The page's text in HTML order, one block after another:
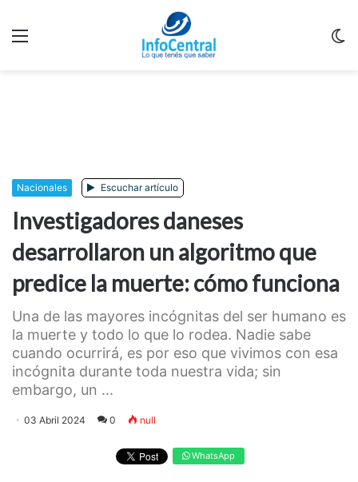
Nacionales Escuchar artículo
Investigadores daneses
desarrollaron un algoritmo que
predice la muerte: cómo funciona
Una de las mayores incógnitas del ser humano es
la muerte y todo lo que lo rodea. Nadie sabe
cuando ocurrirá, es por eso que vivimos con esa
incógnita durante toda nuestra vida; sin
embargo, un ...
03 Abril 2024 0 null
WhatsApp